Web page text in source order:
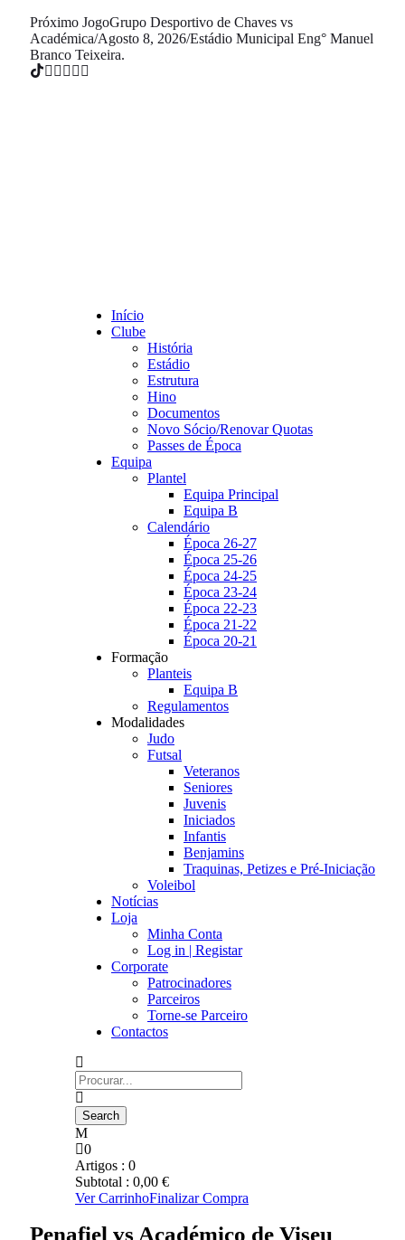
Próximo JogoGrupo Desportivo de Chaves vs
Académica/Agosto 8, 2026/Estádio Municipal Eng° Manuel
Branco Teixeira.
Início
Clube
História
Estádio
Estrutura
Hino
Documentos
Novo Sócio/Renovar Quotas
Passes de Época
Equipa
Plantel
Equipa Principal
Equipa B
Calendário
Época 26-27
Época 25-26
Época 24-25
Época 23-24
Época 22-23
Época 21-22
Época 20-21
Formação
Planteis
Equipa B
Regulamentos
Modalidades
Judo
Futsal
Veteranos
Seniores
Juvenis
Iniciados
Infantis
Benjamins
Traquinas, Petizes e Pré-Iniciação
Voleibol
Notícias
Loja
Minha Conta
Log in | Registar
Corporate
Patrocinadores
Parceiros
Torne-se Parceiro
Contactos
0
Artigos : 0
Subtotal : 0,00 €
Ver CarrinhoFinalizar Compra
Penafiel vs Académico de Viseu